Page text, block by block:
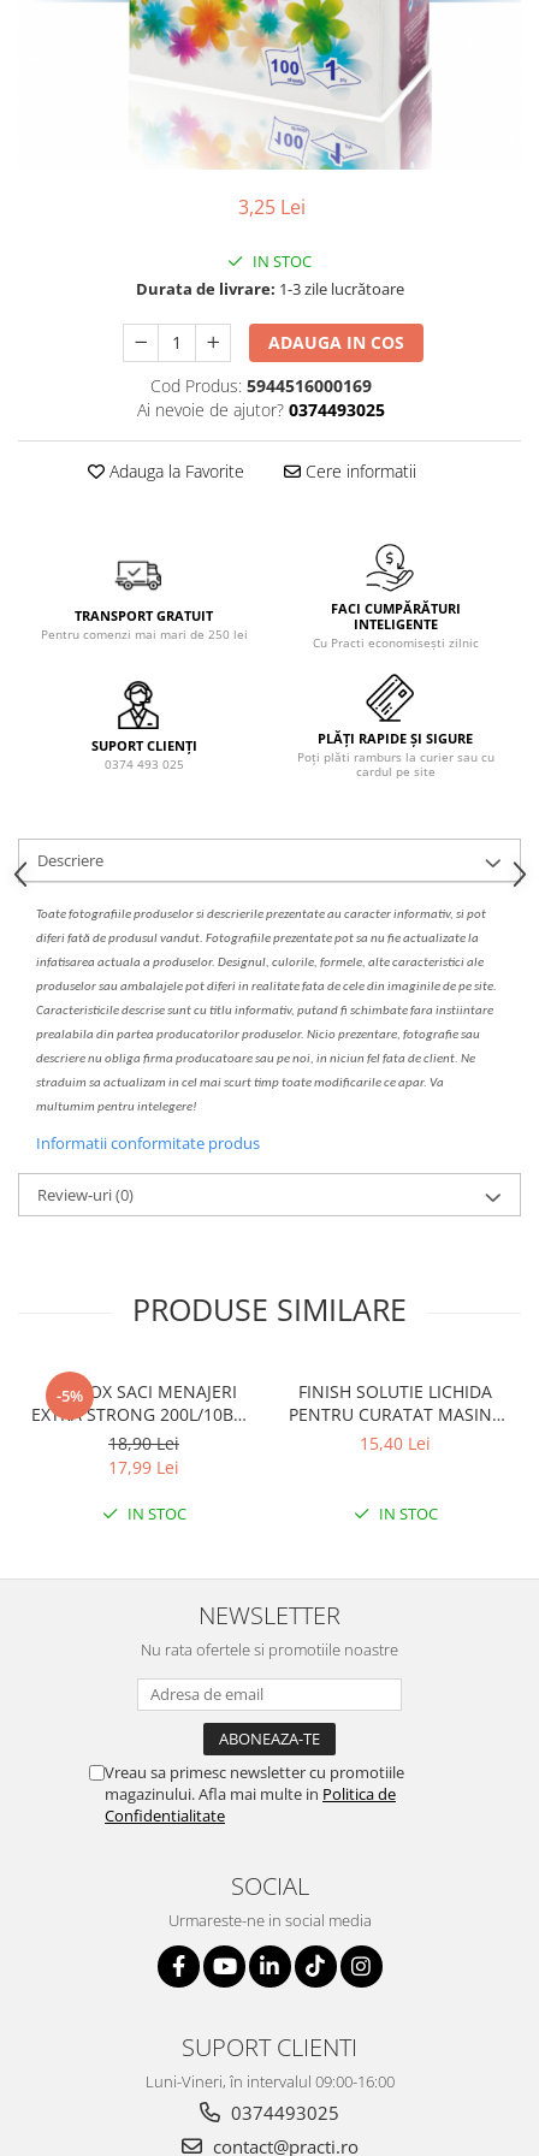
Detergent pardoseala
Echipamente de curăţenie
Folie aluminiu,folie alimentara
Lavete de curatare
Parfum de camere
Produse de dezinfectare
Rola scame
Sac menajer
Indepartarea parului
Ingrijirea buzei
Pachete de cadouri
Periuta de dinti
Produse pentru coafat
Produse pentru curatarea tenului
Sapun lichid, sapun
Sare de baie
Vata demachianta
3,25 Lei
IN STOC
Durata de livrare: 1-3 zile lucrătoare
ADAUGA IN COS
Cod Produs: 5944516000169
Ai nevoie de ajutor? 0374493025
Adauga la Favorite Cere informatii
TRANSPORT GRATUIT
Pentru comenzi mai mari de 250 lei
FACI CUMPĂRĂTURI
INTELIGENTE
Cu Practi economisești zilnic
SUPORT CLIENȚI
0374 493 025
PLĂȚI RAPIDE ȘI SIGURE
Poți plăti ramburs la curier sau cu
cardul pe site
Descriere
Toate fotografiile produselorsi descrierileprezentate au caracter informativ, si pot
diferi fată de produsul vandut. Fotografiile prezentate pot sa nu fie actualizate la
infatisarea actuala a produselor. Designul, culorile, formele, alte caracteristici ale
produselor sau ambalajele pot diferi in realitate fata de cele din imaginile de pe site.
Caracteristicile descrise sunt cu titlu informativ, putand fi schimbate fara instiintare
prealabila din partea producatorilor produselor. Nicio prezentare, fotografie sau
descriere nu obliga firma producatoare sau pe noi, in niciun fel fata de client. Ne
straduim sa actualizam in cel mai scurt timp toate modificarile ce apar. Va
multumim pentru intelegere!
Informatii conformitate produs
Review-uri(0)
PRODUSE SIMILARE
-5%
CLINOX SACI MENAJERI
EXTRA STRONG 200L/10BUC
LDPE NEGRI (90*122CM)
ETICHETA MOV
18,90 Lei
17,99 Lei
IN STOC
FINISH SOLUTIE LICHIDA
PENTRU CURATAT MASINA
DE SPALAT VASE 250ML
15,40 Lei
IN STOC
NEWSLETTER
Nu rata ofertele si promotiile noastre
Vreau sa primesc newsletter cu promotiile
magazinului. Afla mai multe in Politica de
Confidentialitate
SOCIAL
Urmareste-ne in social media
SUPORT CLIENTI
Luni-Vineri, în intervalul 09:00-16:00
0374493025
contact@practi.ro